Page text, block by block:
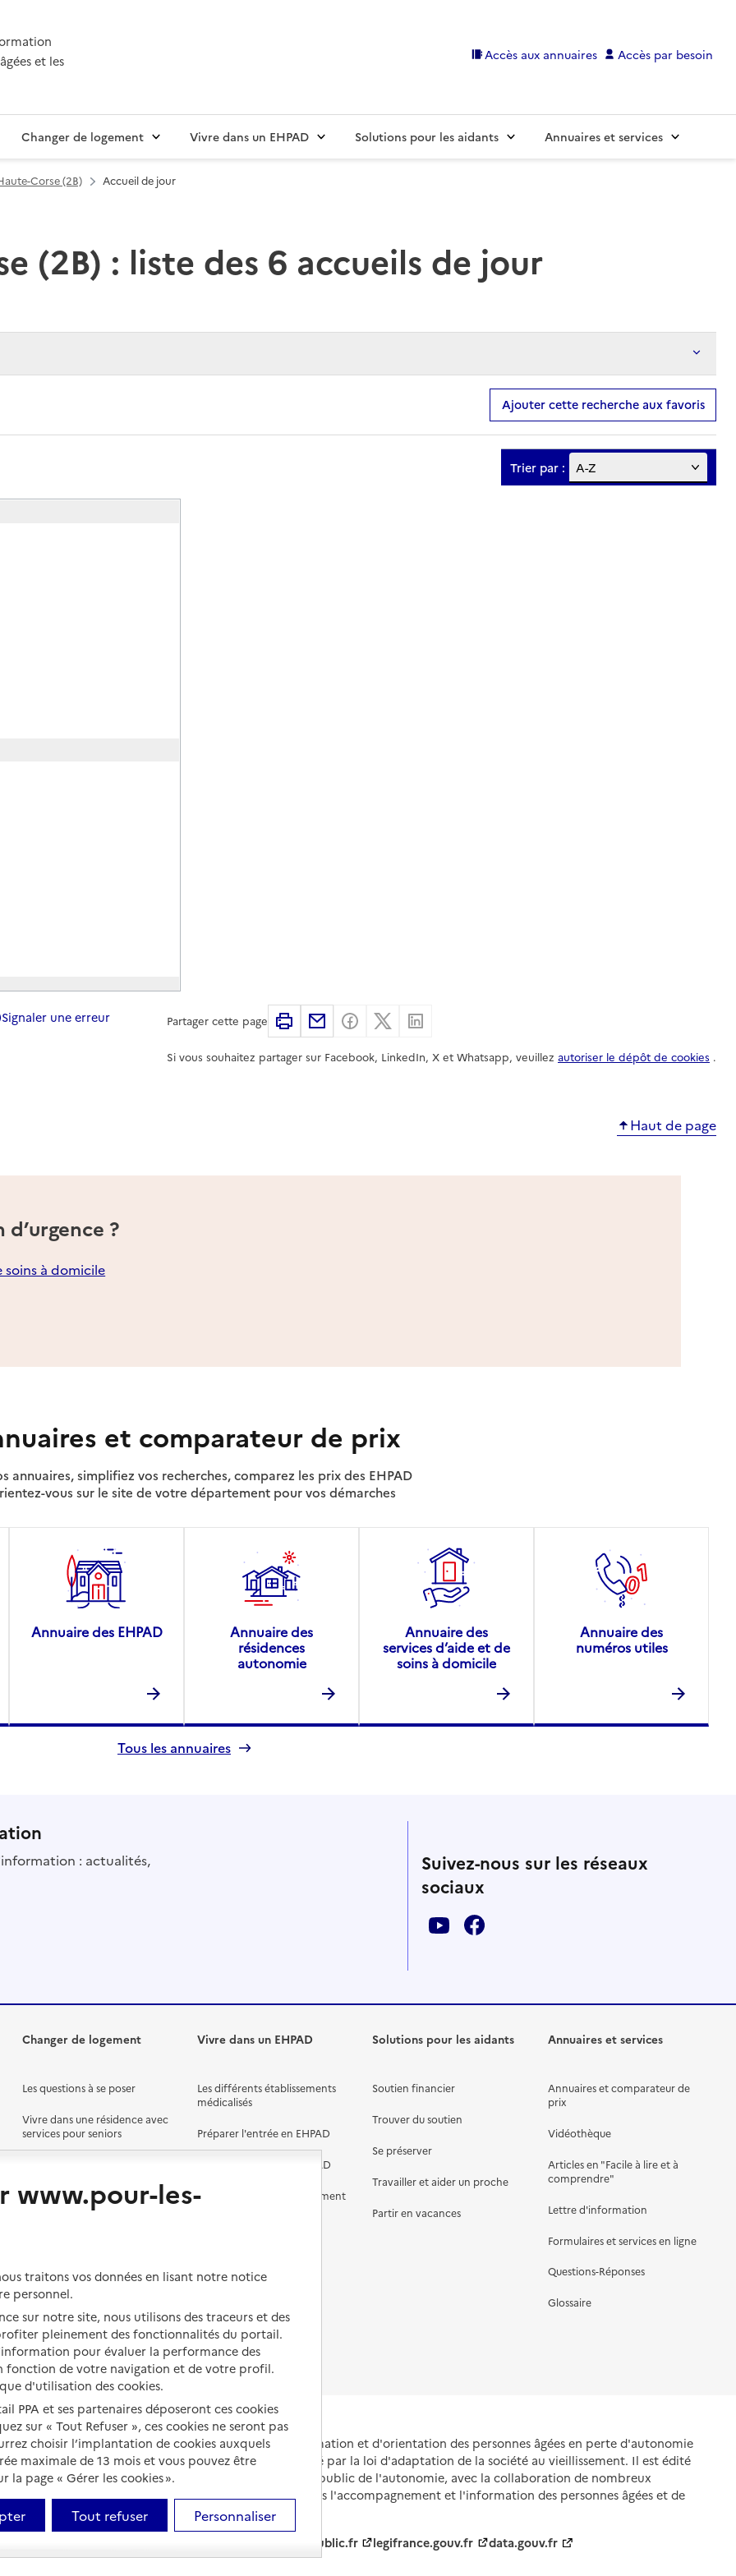
et les
Accès aux annuaires Accès par besoin
Changer de logement Vivre dans un EHPAD Solutions pour les aidants Annuaires et services
Corse (2B) Accueil de jour
(2B) : liste des 6 accueils de jour
Ajouter cette recherche aux favoris
Trier par :
Signaler une erreur Partager cette page ImprimerPartager par email
Partager sur Facebook
Partager sur X
Si vous souhaitez partager sur Facebook, LinkedIn, X et Whatsapp, veuillez autoriser le dépôt de cookies .
Haut de page
?
soins à domicile
et comparateur de prix
annuaires, simplifiez vos recherches, comparez les prix des EHPAD
vous sur le site de votre département pour vos démarches
Annuaire des EHPAD
Annuaire des
résidences
autonomie
Annuaire des
services d’aide et de
soins à domicile
Annuaire des
numéros utiles
Tous les annuaires
: actualités,
Suivez-nous sur les réseaux
sociaux
Changer de logement
Les questions à se poser
Vivre dans une résidence avec
services pour seniors
Vivre en accueil familial
Vivre dans un EHPAD
Les différents établissements
médicalisés
Préparer l'entrée en EHPAD
Aides financières en EHPAD
Prévention, accompagnement
Droits en EHPAD
Fin de vie en EHPAD
Solutions pour les aidants
Soutien financier
Trouver du soutien
Se préserver
Travailler et aider un proche
Partir en vacances
Annuaires et services
Annuaires et comparateur de
prix
Vidéothèque
Articles en "Facile à lire et à
comprendre"
Lettre d'information
Formulaires et services en ligne
Questions-Réponses
Glossaire
Portail national d'information et d'orientation des personnes âgées en perte d'autonomie
et de leurs proches, créé par la loi d'adaptation de la société au vieillissement. Il est édité
et animé par le Service public de l'autonomie, avec la collaboration de nombreux
partenaires engagés dans l'accompagnement et l'information des personnes âgées et de
leurs aidants.
service-public.fr legifrance.gouv.fr data.gouv.fr
www.pour-les-
traitons vos données en lisant notre notice
personnel.
sur notre site, nous utilisons des traceurs et des
pleinement des fonctionnalités du portail.
pour évaluer la performance des
fonction de votre navigation et de votre profil.
d'utilisation des cookies.
PPA et ses partenaires déposeront ces cookies
sur « Tout Refuser », ces cookies ne seront pas
choisir l’implantation de cookies auxquels
maximale de 13 mois et vous pouvez être
page « Gérer les cookies ».
Tout refuser Personnaliser